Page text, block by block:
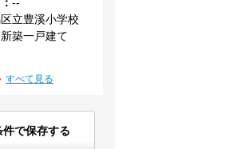
立豊溪小学校
新築一戸建て
すべて見る
件で保存する